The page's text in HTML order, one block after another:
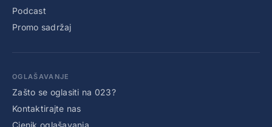
Podcast
Promo sadržaj
OGLAŠAVANJE
Zašto se oglasiti na 023?
Kontaktirajte nas
Cjenik oglašavanja